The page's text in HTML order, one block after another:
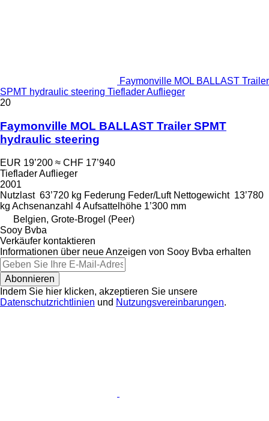
Faymonville MOL BALLAST Trailer
SPMT hydraulic steering Tieflader Auflieger
20
Faymonville MOL BALLAST Trailer SPMT
hydraulic steering
EUR 19’200 ≈ CHF 17’940
Tieflader Auflieger
2001
Nutzlast 63’720 kg Federung Feder/Luft Nettogewicht 13’780
kg Achsenanzahl 4Aufsattelhöhe 1’300 mm
Belgien, Grote-Brogel (Peer)
Sooy Bvba
Verkäufer kontaktieren
Informationen über neue Anzeigen von Sooy Bvba erhalten
Abonnieren
Indem Sie hier klicken, akzeptieren Sie unsere
Datenschutzrichtlinien und Nutzungsvereinbarungen.